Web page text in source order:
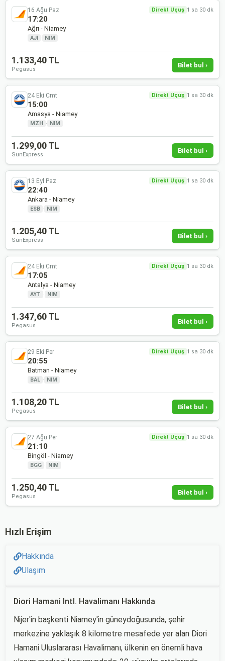
16 Ağu Paz Direkt Uçuş 1 sa 30 dk
17:20
Ağrı - Niamey
AJI · NIM
1.133,40 TL
Pegasus
Bilet bul ›
24 Eki Cmt Direkt Uçuş 1 sa 30 dk
15:00
Amasya - Niamey
MZH · NIM
1.299,00 TL
SunExpress
Bilet bul ›
13 Eyl Paz Direkt Uçuş 1 sa 30 dk
22:40
Ankara - Niamey
ESB · NIM
1.205,40 TL
SunExpress
Bilet bul ›
24 Eki Cmt Direkt Uçuş 1 sa 30 dk
17:05
Antalya - Niamey
AYT · NIM
1.347,60 TL
Pegasus
Bilet bul ›
29 Eki Per Direkt Uçuş 1 sa 30 dk
20:55
Batman - Niamey
BAL · NIM
1.108,20 TL
Pegasus
Bilet bul ›
27 Ağu Per Direkt Uçuş 1 sa 30 dk
21:10
Bingöl - Niamey
BGG · NIM
1.250,40 TL
Pegasus
Bilet bul ›
Hızlı Erişim
Hakkında
Ulaşım
Diori Hamani Intl. Havalimanı Hakkında
Nijer'in başkenti Niamey'in güneydoğusunda, şehir
merkezine yaklaşık 8 kilometre mesafede yer alan Diori
Hamani Uluslararası Havalimanı, ülkenin en önemli hava